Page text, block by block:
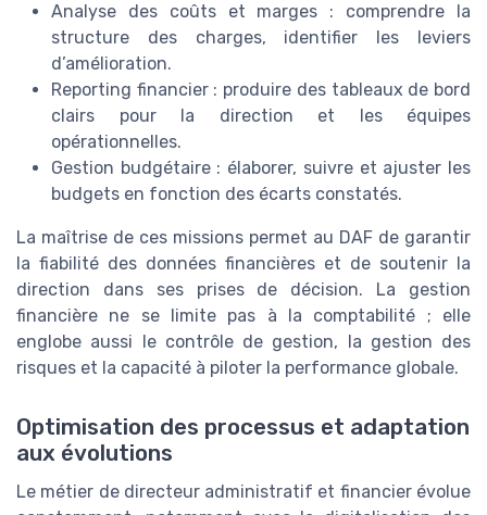
Analyse des coûts et marges : comprendre la
structure des charges, identifier les leviers
d’amélioration.
Reporting financier : produire des tableaux de bord
clairs pour la direction et les équipes
opérationnelles.
Gestion budgétaire : élaborer, suivre et ajuster les
budgets en fonction des écarts constatés.
La maîtrise de ces missions permet au DAF de garantir
la fiabilité des données financières et de soutenir la
direction dans ses prises de décision. La gestion
financière ne se limite pas à la comptabilité ; elle
englobe aussi le contrôle de gestion, la gestion des
risques et la capacité à piloter la performance globale.
Optimisation des processus et adaptation
aux évolutions
Le métier de directeur administratif et financier évolue